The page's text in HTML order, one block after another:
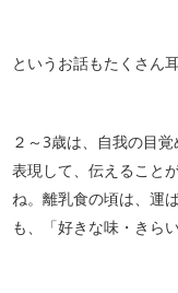
というお話もたくさん
２～3歳は、自我の目
表現して、伝えること
ね。離乳食の頃は、運
も、「好きな味・きら